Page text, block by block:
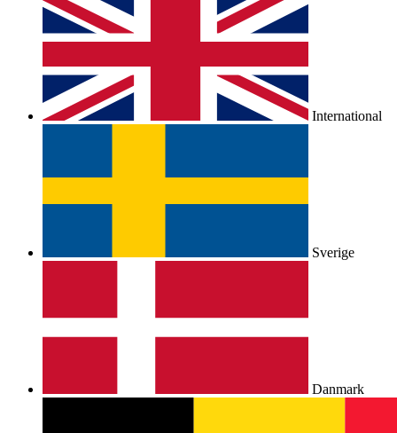
International
Sverige
Danmark